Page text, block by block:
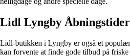
Lidl Lyngby Åbningstider
Lidl-butikken i Lyngby er også et
kan forvente at finde gode tilbud på